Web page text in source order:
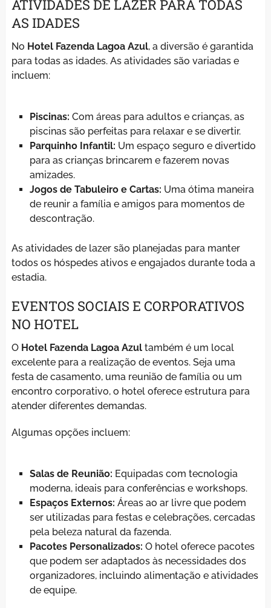
ATIVIDADES DE LAZER PARA TODAS
AS IDADES
No Hotel Fazenda Lagoa Azul, a diversão é garantida
para todas as idades. As atividades são variadas e
incluem:
Piscinas: Com áreas para adultos e crianças, as
piscinas são perfeitas para relaxar e se divertir.
Parquinho Infantil: Um espaço seguro e divertido
para as crianças brincarem e fazerem novas
amizades.
Jogos de Tabuleiro e Cartas: Uma ótima maneira
de reunir a família e amigos para momentos de
descontração.
As atividades de lazer são planejadas para manter
todos os hóspedes ativos e engajados durante toda a
estadia.
EVENTOS SOCIAIS E CORPORATIVOS
NO HOTEL
O Hotel Fazenda Lagoa Azultambém é um local
excelente para a realização de eventos. Seja uma
festa de casamento, uma reunião de família ou um
encontro corporativo, o hotel oferece estrutura para
atender diferentes demandas.
Algumas opções incluem:
Salas de Reunião: Equipadas com tecnologia
moderna, ideais para conferências e workshops.
Espaços Externos: Áreas ao ar livre que podem
ser utilizadas para festas e celebrações, cercadas
pela beleza natural da fazenda.
Pacotes Personalizados: O hotel oferece pacotes
que podem ser adaptados às necessidades dos
organizadores, incluindo alimentação e atividades
de equipe.